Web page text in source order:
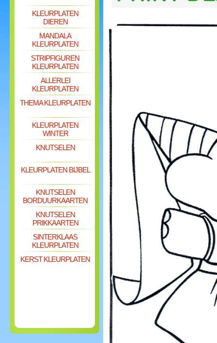
KLEURPLATEN
DIEREN
MANDALA
KLEURPLATEN
STRIPFIGUREN
KLEURPLATEN
ALLERLEI
KLEURPLATEN
THEMA KLEURPLATEN
KLEURPLATEN
WINTER
KNUTSELEN
KLEURPLATEN BIJBEL
KNUTSELEN
BORDUURKAARTEN
KNUTSELEN
PRIKKAARTEN
SINTERKLAAS
KLEURPLATEN
KERST KLEURPLATEN